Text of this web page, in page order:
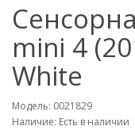
mini 4
White
Модель: 0021829
Наличие: Есть в наличии